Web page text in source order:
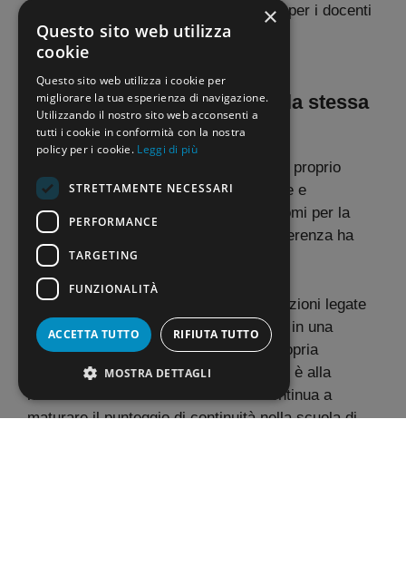
tra apertura e chiusura delle domande per i docenti
passano meno di due settimane.
Utilizzazioni e assegnazioni
provvisorie 2026: non sono la stessa
cosa
Uno degli equivoci più comuni riguarda proprio
questo: molti pensano che utilizzazione e
assegnazione provvisoria siano due nomi per la
stessa procedura. Non è così, e la differenza ha
conseguenze concrete.
utilizzazione
nasce per gestire situazioni legate
al posto di lavoro: riguarda chi si trova in una
classe di concorso in esubero nella propria
provincia, o chi ha perso la titolarità ed è alla
ricerca di un rientro. Chi la ottiene continua a
maturare il punteggio di continuità nella scuola di
×
Questo sito web utilizza
cookie
Questo sito web utilizza i cookie per
migliorare la tua esperienza di navigazione.
Utilizzando il nostro sito web acconsenti a
tutti i cookie in conformità con la nostra
policy per i cookie. Leggi di più
STRETTAMENTE NECESSARI
PERFORMANCE
TARGETING
FUNZIONALITÀ
ACCETTA TUTTO RIFIUTA TUTTO
MOSTRA DETTAGLI